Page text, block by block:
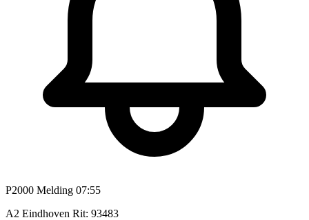
P2000 Melding 07:55
A2 Eindhoven Rit: 93483